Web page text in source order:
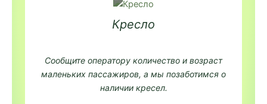
Кресло
Сообщите оператору количество и возраст
маленьких пассажиров, а мы позаботимся о
наличии кресел.